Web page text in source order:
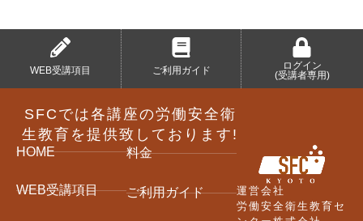
WEB受講項目 ご利用ガイド
ログイン
(受講者専用)
SFCでは各講座の労働安全衛
生教育を提供致しております!
HOME
WEB受講項目
料金
ご利用ガイド
運営会社
労働安全衛生教育セ